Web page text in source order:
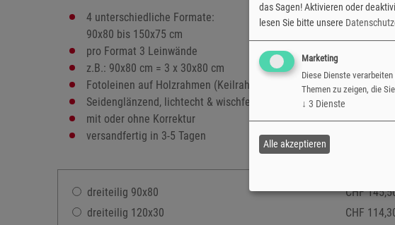
4 unterschiedliche Formate:
90x80 bis 150x75 cm
pro Format 3 Leinwände
z.B.: 90x80 cm = 3 x 30x80 cm
Fotoleinen auf Holzrahmen (Keilrahmen)
Seidenglänzend, lichtecht & wischfest
mit oder ohne Korrektur
versandfertig in 3-5 Tagen
dreiteilig 90x80
CHF
dreiteilig 120x30
CHF
das Sagen! Aktivieren oder
lesen Sie bitte unsere
Marketing
Diese Dienste
Themen zu zeigen, die
↓ 3 Dienste
Alle akzeptieren